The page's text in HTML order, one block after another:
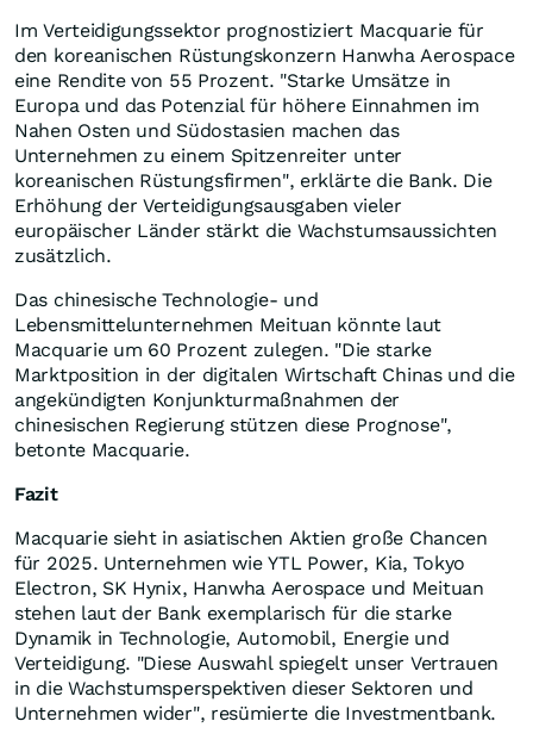
Im Verteidigungssektor prognostiziert Macquarie für
den koreanischen Rüstungskonzern Hanwha Aerospace
eine Rendite von 55 Prozent. "Starke Umsätze in
Europa und das Potenzial für höhere Einnahmen im
Nahen Osten und Südostasien machen das
Unternehmen zu einem Spitzenreiter unter
koreanischen Rüstungsfirmen", erklärte die Bank. Die
Erhöhung der Verteidigungsausgaben vieler
europäischer Länder stärkt die Wachstumsaussichten
zusätzlich.
Das chinesische Technologie- und
Lebensmittelunternehmen Meituan könnte laut
Macquarie um 60 Prozent zulegen. "Die starke
Marktposition in der digitalen Wirtschaft Chinas und die
angekündigten Konjunkturmaßnahmen der
chinesischen Regierung stützen diese Prognose",
betonte Macquarie.
Fazit
Macquarie sieht in asiatischen Aktien große Chancen
für 2025. Unternehmen wie YTL Power, Kia, Tokyo
Electron, SK Hynix, Hanwha Aerospace und Meituan
stehen laut der Bank exemplarisch für die starke
Dynamik in Technologie, Automobil, Energie und
Verteidigung. "Diese Auswahl spiegelt unser Vertrauen
in die Wachstumsperspektiven dieser Sektoren und
Unternehmen wider", resümierte die Investmentbank.